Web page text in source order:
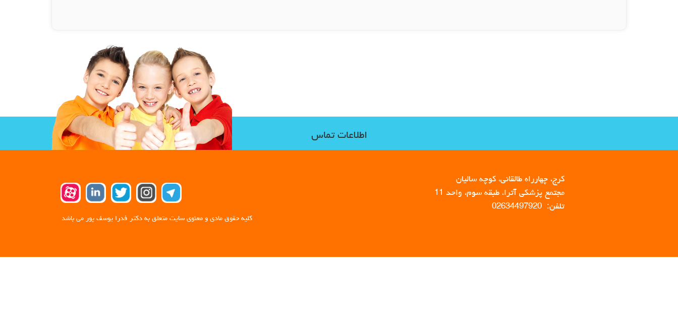
اطلاعات تماس
کرج، چهارراه طالقانی، کوچه سالیان
مجتمع پزشکی آترا، طبقه سوم، واحد 11
تلفن: 02634497920
کلیه حقوق مادی و معنوی سایت متعلق به دکتر فدرا یوسف پور می باشد